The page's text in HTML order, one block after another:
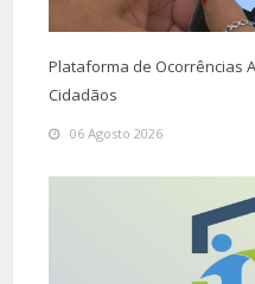
Plataforma de Ocorrências
Cidadãos
06 Agosto 2026